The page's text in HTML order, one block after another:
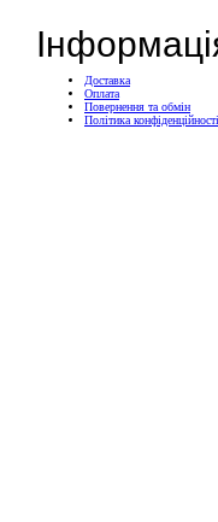
Доставка
Оплата
Повернення та обмін
Політика конфіденційності